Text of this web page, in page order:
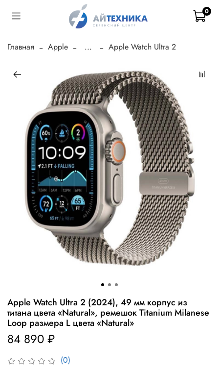
0
Главная Apple ... Apple Watch Ultra 2
(0)
Apple Watch Ultra 2 (2024), 49 мм корпус из
титана цвета «Natural», ремешок Titanium Milanese
Loop размера L цвета «Natural»
84 890 ₽